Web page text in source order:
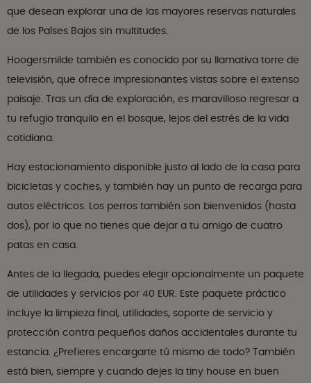
que desean explorar una de las mayores reservas naturales
de los Países Bajos sin multitudes.
Hoogersmilde también es conocido por su llamativa torre de
televisión, que ofrece impresionantes vistas sobre el extenso
paisaje. Tras un día de exploración, es maravilloso regresar a
tu refugio tranquilo en el bosque, lejos del estrés de la vida
cotidiana.
Hay estacionamiento disponible justo al lado de la casa para
bicicletas y coches, y también hay un punto de recarga para
autos eléctricos. Los perros también son bienvenidos (hasta
dos), por lo que no tienes que dejar a tu amigo de cuatro
patas en casa.
Antes de la llegada, puedes elegir opcionalmente un paquete
de utilidades y servicios por 40 EUR. Este paquete práctico
incluye la limpieza final, utilidades, soporte de servicio y
protección contra pequeños daños accidentales durante tu
estancia. ¿Prefieres encargarte tú mismo de todo? También
está bien, siempre y cuando dejes la tiny house en buen